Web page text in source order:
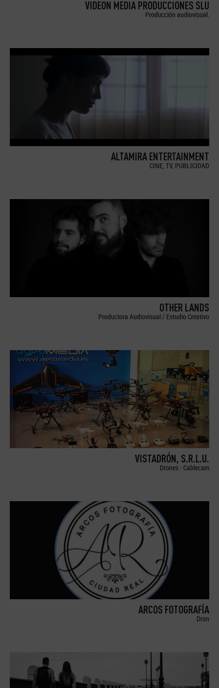
VIDEON MEDIA PRODUCCIONES SLU
Producción audiovisual.
ALTAMIRA ENTERTAINMENT
CINE, TV, PUBLICIDAD
OTHER LANDS
Productora Audiovisual / Estudio Creativo
VISTADRÓN, S.R.L.U.
Drones - Cablecam
ARCOS FOTOGRAFÍA
Dron